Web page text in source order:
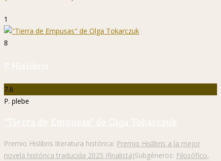
1
8
P. Hislibris
7.6
P. plebe
"Tierra de Empusas" de Olga Tokarczuk
Premio Hislibris literatura histórica: Premio Hislibris a la mejor
novela histórica traducida 2025 (finalista)Subgéneros: Filosófico,